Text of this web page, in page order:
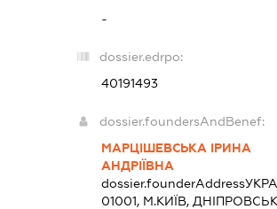
-
dossier.edrpo:
40191493
dossier.foundersAndBenef:
МАРЦІШЕВСЬКА ІРИНА
АНДРІЇВНА
dossier.founderAddress
01001, М.КИЇВ,